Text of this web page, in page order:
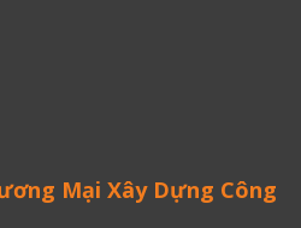
Mại Xây Dựng Công